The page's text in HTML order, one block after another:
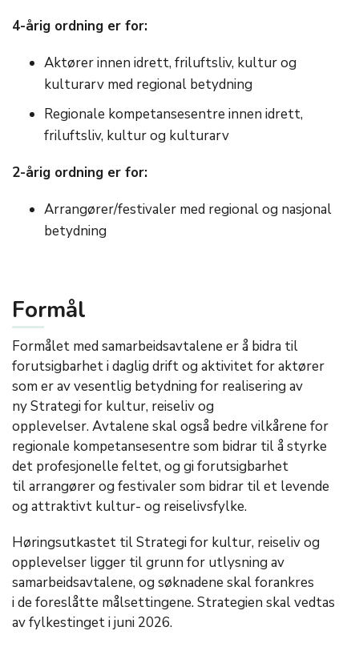
4-årig ordning er for:
Aktører innen idrett, friluftsliv, kultur og
kulturarv med regional betydning
Regionale kompetansesentre innen idrett,
friluftsliv, kultur og kulturarv
2-årig ordning er for:
Arrangører/festivaler med regional og nasjonal
betydning
Formål
Formålet med samarbeidsavtalene er å bidra til
forutsigbarhet i daglig drift og aktivitet for aktører
som er av vesentlig betydning for realisering av
ny Strategi for kultur, reiseliv og
opplevelser. Avtalene skal også bedre vilkårene for
regionale kompetansesentre som bidrar til å styrke
det profesjonelle feltet, og gi forutsigbarhet
til arrangører og festivaler som bidrar til et levende
og attraktivt kultur- og reiselivsfylke.
Høringsutkastet til Strategi for kultur, reiseliv og
opplevelser ligger til grunn for utlysning av
samarbeidsavtalene, og søknadene skal forankres
i de foreslåtte målsettingene. Strategien skal vedtas
av fylkestinget i juni 2026.